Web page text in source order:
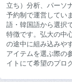
立ち）分析、パーソ
予約制で運営してい
語・韓国語から選択
特徴です。弘大の中
の途中に組み込みや
アイテムを選ぶ際の
イトにて希望のプロ